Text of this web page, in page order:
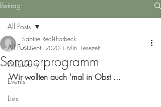
Beitrag
All Posts
Philosophy
Events
Lists
All Posts
Sommerprogramm
Sabine Redl-Thorbeck
7. Sept. 2020 1 Min. Lesezeit
Wir wollten auch 'mal in Obst ...